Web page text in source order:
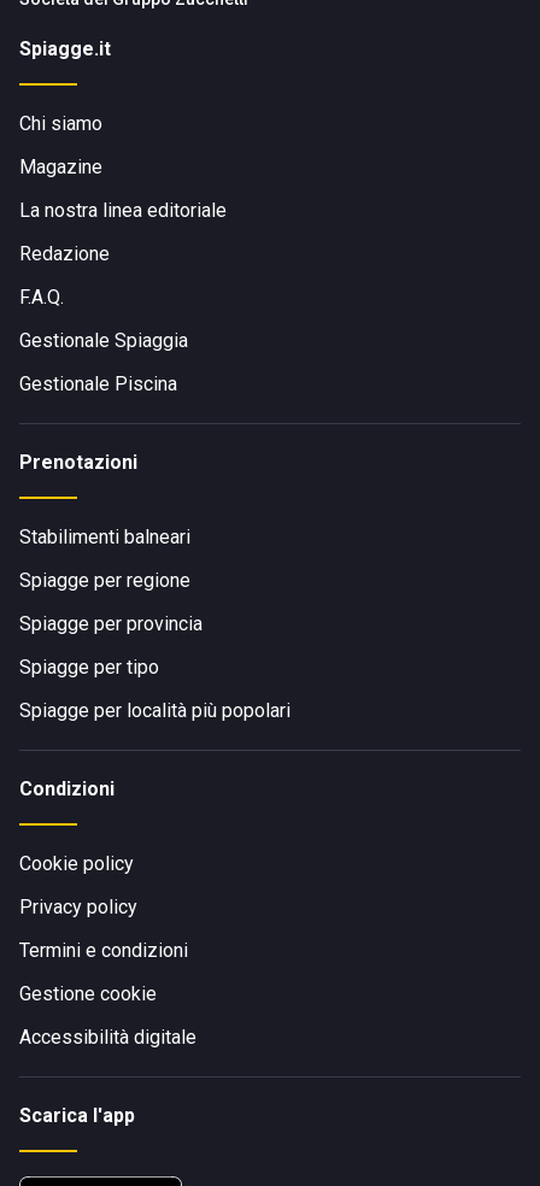
Spiagge.it
Chi siamo
Magazine
La nostra linea editoriale
Redazione
F.A.Q.
Gestionale Spiaggia
Gestionale Piscina
Prenotazioni
Stabilimenti balneari
Spiagge per regione
Spiagge per provincia
Spiagge per tipo
Spiagge per località più popolari
Condizioni
Cookie policy
Privacy policy
Termini e condizioni
Gestione cookie
Accessibilità digitale
Scarica l'app